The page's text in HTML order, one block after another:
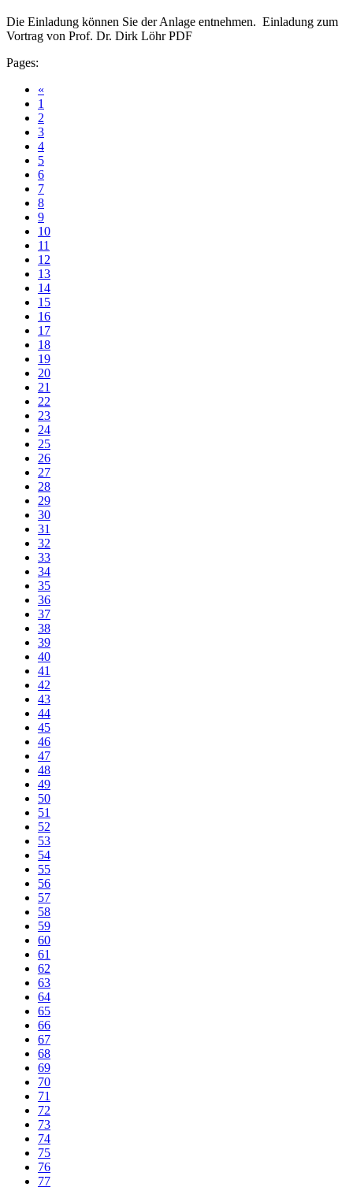
Die Einladung können Sie der Anlage entnehmen. Einladung zum
Vortrag von Prof. Dr. Dirk Löhr PDF
Pages:
«
1
2
3
4
5
6
7
8
9
10
11
12
13
14
15
16
17
18
19
20
21
22
23
24
25
26
27
28
29
30
31
32
33
34
35
36
37
38
39
40
41
42
43
44
45
46
47
48
49
50
51
52
53
54
55
56
57
58
59
60
61
62
63
64
65
66
67
68
69
70
71
72
73
74
75
76
77